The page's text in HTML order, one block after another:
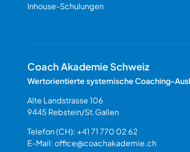
Inhouse-Schulungen
Coach Akademie Schweiz
Wertorientierte systemische Coaching-
Alte Landstrasse 106
9445 Rebstein/St.Gallen
Telefon (CH): +41 71 770 02 62
E-Mail: office@coachakademie.ch